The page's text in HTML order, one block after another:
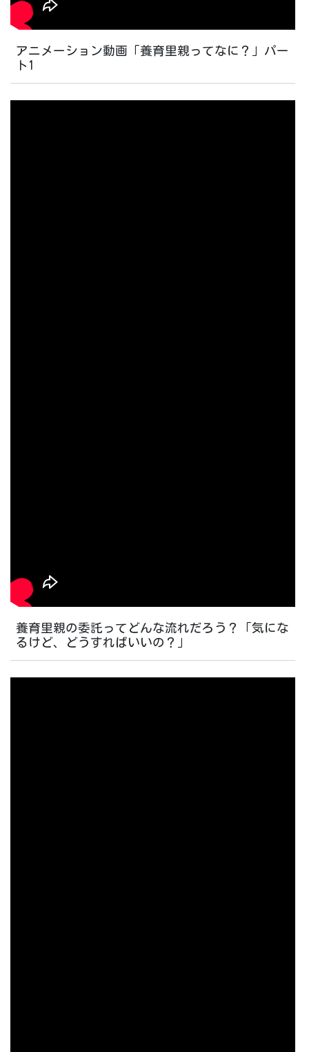
アニメーション動画「養育里親ってなに？」パー
ト1
養育里親の委託ってどんな流れだろう？「気にな
るけど、どうすればいいの？」